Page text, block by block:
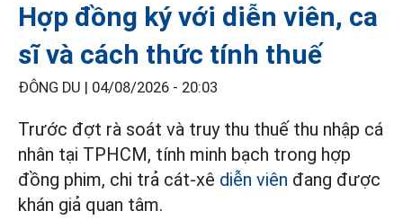
Hợp đồng ký với diễn viên, ca
sĩ và cách thức tính thuế
ĐÔNG DU | 04/08/2026 - 20:03
Trước đợt rà soát và truy thu thuế thu nhập cá
nhân tại TPHCM, tính minh bạch trong hợp
đồng phim, chi trả cát-xê diễn viên đang được
khán giả quan tâm.